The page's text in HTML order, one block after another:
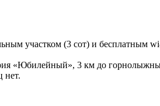
участком (3 сот) и бесплатным
«Юбилейный», 3 км до
нет.